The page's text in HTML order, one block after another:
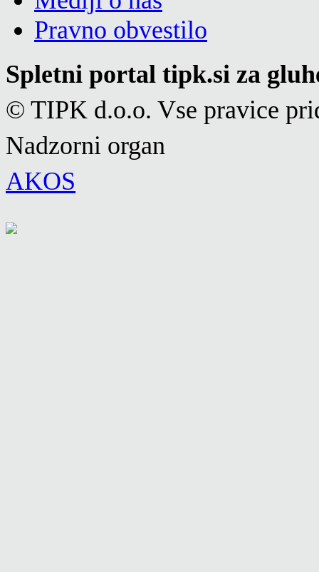
Pravno obvestilo
Spletni portal tipk.si za
© TIPK d.o.o. Vse pravice
Nadzorni organ
AKOS